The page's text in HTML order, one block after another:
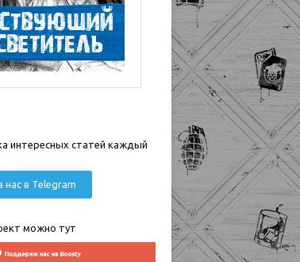
интересных статей каждый
в Telegram
можно тут